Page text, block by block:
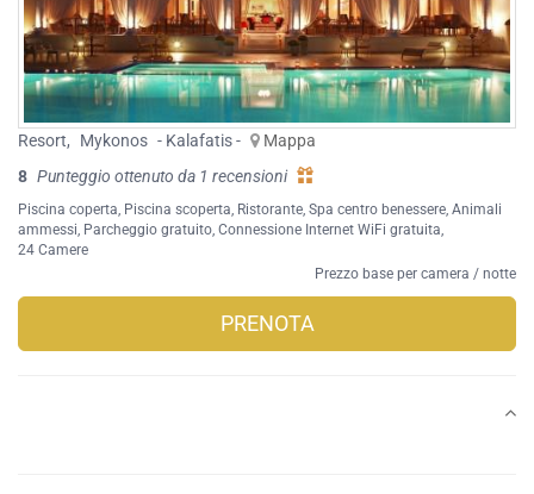
Resort, Mykonos - Kalafatis -
Mappa
8 Punteggio ottenuto da 1 recensioni
Piscina coperta, Piscina scoperta, Ristorante, Spa centro benessere, Animali
ammessi, Parcheggio gratuito, Connessione Internet WiFi gratuita,
24 Camere
Prezzo base per camera / notte
PRENOTA